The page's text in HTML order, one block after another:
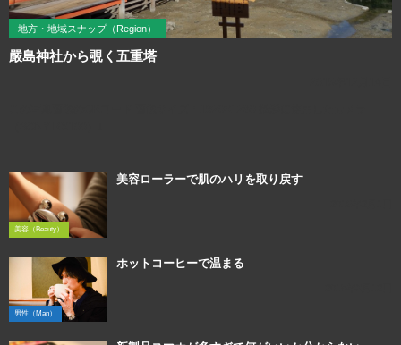
地方・地域スナップ（Region）
嚴島神社から覗く五重塔
美容（Beauty）
美容ローラーで肌のハリを取り戻す
男性（Man）
ホットコーヒーで温まる